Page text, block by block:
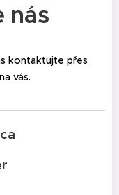
nás
kontaktujte přes
vás.